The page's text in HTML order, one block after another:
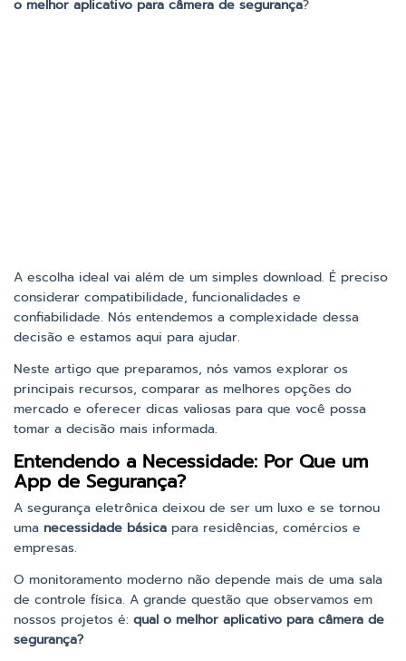
o melhor aplicativo para câmera de segurança?
A escolha ideal vai além de um simples download. É preciso
considerar compatibilidade, funcionalidades e
confiabilidade. Nós entendemos a complexidade dessa
decisão e estamos aqui para ajudar.
Neste artigo que preparamos, nós vamos explorar os
principais recursos, comparar as melhores opções do
mercado e oferecer dicas valiosas para que você possa
tomar a decisão mais informada.
Entendendo a Necessidade: Por Que um
App de Segurança?
A segurança eletrônica deixou de ser um luxo e se tornou
uma necessidade básica para residências, comércios e
empresas.
O monitoramento moderno não depende mais de uma sala
de controle física. A grande questão que observamos em
nossos projetos é: qual o melhor aplicativo para câmera de
segurança?